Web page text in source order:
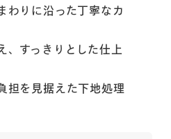
わりに沿った丁寧なカ
、すっきりとした仕上
担を見据えた下地処理